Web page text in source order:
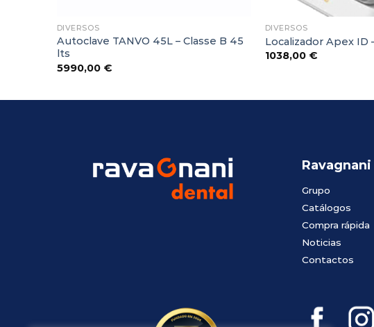
DIVERSOS
Autoclave TANVO 45L – Classe B 45
lts
5990,00 €
DIVERSOS
Localizador Apex ID
1038,00 €
Ravagnani
Grupo
Catálogos
Compra rápida
Noticias
Contactos